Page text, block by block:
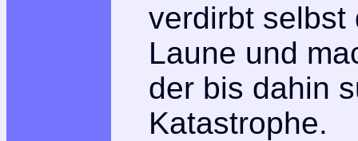
verdirbt selbst
Laune und
der bis dahin
Katastrophe.